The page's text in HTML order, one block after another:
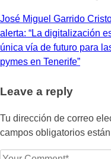
Navegación
de
entradas
José Miguel Garrido
alerta: “La digitalización
única vía de futuro para
pymes en Tenerife”
Leave a reply
Tu dirección de correo
campos obligatorios